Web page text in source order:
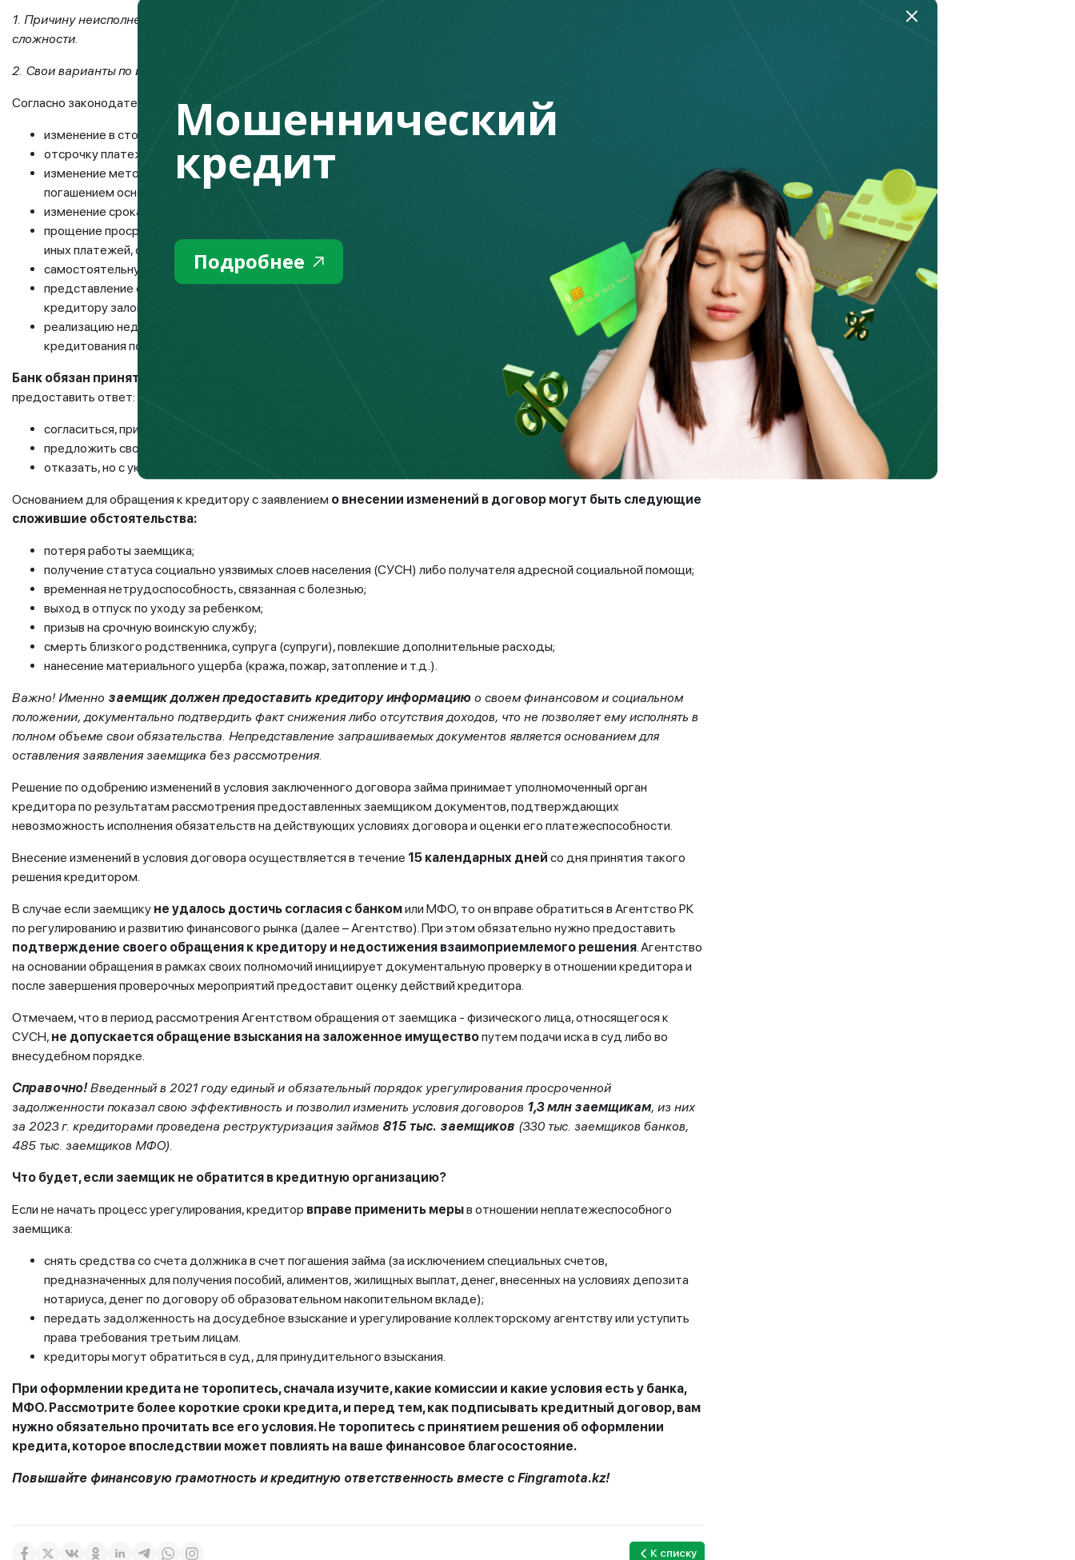
1. Причину неисполнения своих обязательств. Важно иметь на руках документы, подтверждающие возникшие у вас
сложности.
2. Свои варианты по исполнению обязательств.
Согласно законодательству внесение изменений в условия договора кредитования, предусматривает следующее:
изменение в сторону уменьшения ставки вознаграждения по займу или микрокредиту;
отсрочку платежа по основному долгу и (или) вознаграждению;
изменение метода погашения задолженности или очередности погашения задолженности, в том числе с
погашением основного долга в приоритетном порядке;
изменение срока займа;
прощение просроченного основного долга и (или) вознаграждения, отмену неустойки (штрафа, пени), комиссий и
иных платежей, связанных с обслуживанием банковского займа;
самостоятельную реализацию залогодателем недвижимого имущества, являющегося предметом ипотеки;
представление отступного взамен исполнения обязательства по договору кредитования путем передачи
кредитору залогового имущества;
реализацию недвижимого имущества, являющегося предметом ипотеки, с передачей обязательства
кредитования покупателю.
Банк обязан принять заявление 15 календарных дней
предоставить ответ:
согласиться, принимая предложенные вами изменения в условия договора;
предложить свои варианты по изменению условий договора;
отказать, но с указанием мотивированного обоснования причин.
Основанием для обращения к кредитору с заявлением о внесении изменений в договор могут быть следующие
сложившие обстоятельства:
потеря работы заемщика;
получение статуса социально уязвимых слоев населения (СУСН) либо получателя адресной социальной помощи;
временная нетрудоспособность, связанная с болезнью;
выход в отпуск по уходу за ребенком;
призыв на срочную воинскую службу;
смерть близкого родственника, супруга (супруги), повлекшие дополнительные расходы;
нанесение материального ущерба (кража, пожар, затопление и т.д.).
Важно! Именно заемщик должен предоставить кредитору информацию о своем финансовом и социальном
положении, документально подтвердить факт снижения либо отсутствия доходов, что не позволяет ему исполнять в
полном объеме свои обязательства. Непредставление запрашиваемых документов является основанием для
оставления заявления заемщика без рассмотрения.
Решение по одобрению изменений в условия заключенного договора займа принимает уполномоченный орган
кредитора по результатам рассмотрения предоставленных заемщиком документов, подтверждающих
невозможность исполнения обязательств на действующих условиях договора и оценки его платежеспособности.
Внесение изменений в условия договора осуществляется в течение 15 календарных дней со дня принятия такого
решения кредитором.
В случае если заемщику не удалось достичь согласия с банкомили МФО, то он вправе обратиться в Агентство РК
по регулированию и развитию финансового рынка (далее – Агентство). При этом обязательно нужно предоставить
подтверждение своего обращения к кредитору и недостижения взаимоприемлемого решения . Агентство
на основании обращения в рамках своих полномочий инициирует документальную проверку в отношении кредитора и
после завершения проверочных мероприятий предоставит оценку действий кредитора.
Отмечаем, что в период рассмотрения Агентством обращения от заемщика - физического лица, относящегося к
СУСН, не допускается обращение взыскания на заложенное имуществопутем подачи иска в суд либо во
внесудебном порядке.
Справочно!Введенный в 2021 году единый и обязательный порядок урегулирования просроченной
задолженности показал свою эффективность и позволил изменить условия договоров 1,3 млн заемщикам, из них
за 2023 г. кредиторами проведена реструктуризация займов 815 тыс. заемщиков (330 тыс. заемщиков банков,
485 тыс. заемщиков МФО).
Что будет, если заемщик не обратится в кредитную организацию?
Если не начать процесс урегулирования, кредитор вправе применить мерыв отношении неплатежеспособного
заемщика:
снять средства со счета должника в счет погашения займа (за исключением специальных счетов,
предназначенных для получения пособий, алиментов, жилищных выплат, денег, внесенных на условиях депозита
нотариуса, денег по договору об образовательном накопительном вкладе);
передать задолженность на досудебное взыскание и урегулирование коллекторскому агентству или уступить
права требования третьим лицам.
кредиторы могут обратиться в суд, для принудительного взыскания.
При оформлении кредита не торопитесь, сначала изучите, какие комиссии и какие условия есть у банка,
МФО. Рассмотрите более короткие сроки кредита, и перед тем, как подписывать кредитный договор, вам
нужно обязательно прочитать все его условия. Не торопитесь с принятием решения об оформлении
кредита, которое впоследствии может повлиять на ваше финансовое благосостояние.
Повышайте финансовую грамотность и кредитную ответственность вместе с Fingramota.kz!
К списку
Мошеннический
кредит
Подробнее